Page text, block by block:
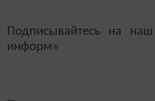
Подписывайтесь на наш
информ»